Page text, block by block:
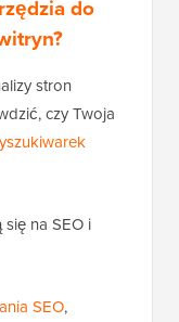
do
stron
czy Twoja
na SEO i
SEO,